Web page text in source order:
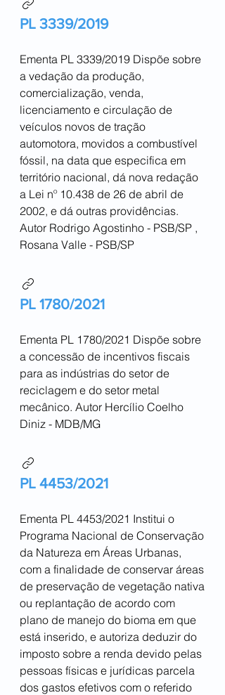
PL 3339/2019
Ementa PL 3339/2019 Dispõe sobre
a vedação da produção,
comercialização, venda,
licenciamento e circulação de
veículos novos de tração
automotora, movidos a combustível
fóssil, na data que especifica em
território nacional, dá nova redação
a Lei nº 10.438 de 26 de abril de
2002, e dá outras providências.
Autor Rodrigo Agostinho - PSB/SP ,
Rosana Valle - PSB/SP
PL 1780/2021
Ementa PL 1780/2021 Dispõe sobre
a concessão de incentivos fiscais
para as indústrias do setor de
reciclagem e do setor metal
mecânico. Autor Hercílio Coelho
Diniz - MDB/MG
PL 4453/2021
Ementa PL 4453/2021 Institui o
Programa Nacional de Conservação
da Natureza em Áreas Urbanas,
com a finalidade de conservar áreas
de preservação de vegetação nativa
ou replantação de acordo com
plano de manejo do bioma em que
está inserido, e autoriza deduzir do
imposto sobre a renda devido pelas
pessoas físicas e jurídicas parcela
dos gastos efetivos com o referido